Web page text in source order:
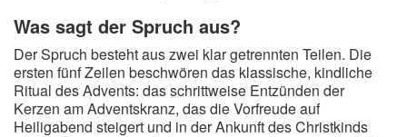
Was sagt der Spruch aus?
Der Spruch besteht aus zwei klar getrennten Teilen. Die
ersten fünf Zeilen beschwören das klassische, kindliche
Ritual des Advents: das schrittweise Entzünden der
Kerzen am Adventskranz, das die Vorfreude auf
Heiligabend steigert und in der Ankunft des Christkinds